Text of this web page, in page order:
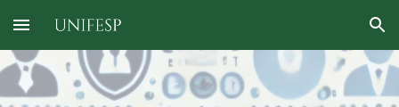
Skip to main content Skip to navigation